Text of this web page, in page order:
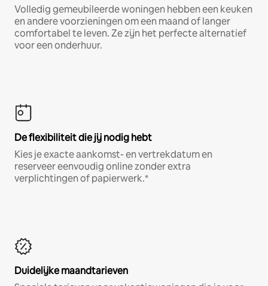
Volledig gemeubileerde woningen hebben een keuken
en andere voorzieningen om een maand of langer
comfortabel te leven. Ze zijn het perfecte alternatief
voor een onderhuur.
De flexibiliteit die jij nodig hebt
Kies je exacte aankomst- en vertrekdatum en
reserveer eenvoudig online zonder extra
verplichtingen of papierwerk.*
Duidelijke maandtarieven